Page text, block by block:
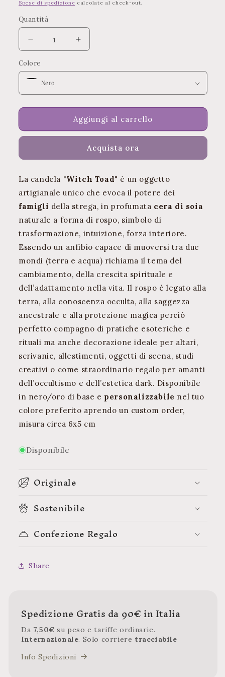
listino
Spese di spedizione calcolate al check-out.
Quantità
Quantità
Diminuisci
quantità
per
Famiglio:
Candela
Witch
Aumenta
quantità
Candela
Witch
Toad
Colore
Aggiungi al carrello
Acquista ora
La candela "Witch Toad" è un oggetto
artigianale unico che evoca il potere dei
famigli della strega, in profumata cera di soia
naturale a forma di rospo, simbolo di
trasformazione, intuizione, forza interiore.
Essendo un anfibio capace di muoversi tra due
mondi (terra e acqua) richiama il tema del
cambiamento, della crescita spirituale e
dell’adattamento nella vita. Il rospo è legato alla
terra, alla conoscenza occulta, alla saggezza
ancestrale e alla protezione magica perciò
perfetto compagno di pratiche esoteriche e
rituali ma anche decorazione ideale per altari,
scrivanie, allestimenti, oggetti di scena, studi
creativi o come straordinario regalo per amanti
dell’occultismo e dell’estetica dark. Disponibile
in nero/oro di base e personalizzabile nel tuo
colore preferito aprendo un custom order,
misura circa 6x5 cm
Disponibile
Originale
Sostenibile
Confezione Regalo
Share
Spedizione Gratis da 90€ in Italia
Da 7,50€su peso e tariffe ordinarie.
Internazionale. Solo corriere tracciabile
Info Spedizioni